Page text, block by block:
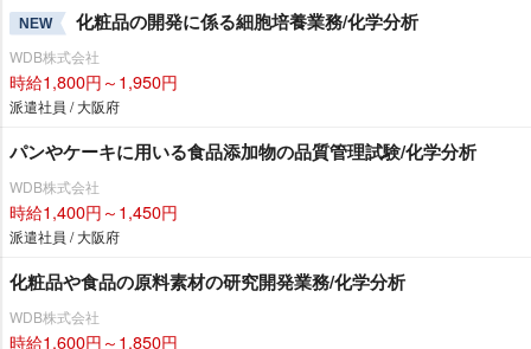
NEW 化粧品の開発に係る細胞培養業務/化学分析
WDB株式会社
時給1,800円～1,950円
派遣社員 / 大阪府
パンやケーキに用いる食品添加物の品質管理試験/化学分析
WDB株式会社
時給1,400円～1,450円
派遣社員 / 大阪府
化粧品や食品の原料素材の研究開発業務/化学分析
WDB株式会社
時給1,600円～1,850円